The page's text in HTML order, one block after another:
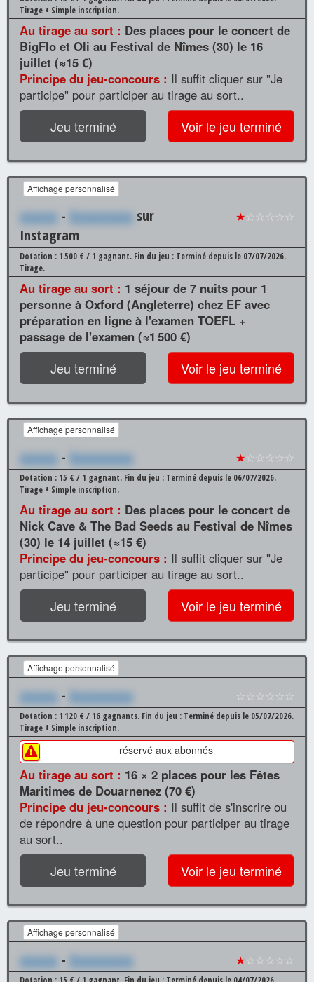
Tirage + Simple inscription.
Au tirage au sort : Des places pour le concert de
BigFlo et Oli au Festival de Nîmes (30) le 16
juillet (≈15 €)
Principe du jeu-concours : Il suffit cliquer sur "Je
participe" pour participer au tirage au sort..
Jeu terminé Voir le jeu terminé
Affichage personnalisé
xxxxxx - Xxxxxxxxxx sur
Instagram
★☆☆☆☆☆
Dotation : 1 500 € / 1 gagnant. Fin du jeu : Terminé depuis le 07/07/2026.
Tirage.
Au tirage au sort : 1 séjour de 7 nuits pour 1
personne à Oxford (Angleterre) chez EF avec
préparation en ligne à l'examen TOEFL +
passage de l'examen (≈1 500 €)
Jeu terminé Voir le jeu terminé
Affichage personnalisé
xxxxxx - Xxxxxxxxxx ★☆☆☆☆☆
Dotation : 15 € / 1 gagnant. Fin du jeu : Terminé depuis le 06/07/2026.
Tirage + Simple inscription.
Au tirage au sort : Des places pour le concert de
Nick Cave & The Bad Seeds au Festival de Nîmes
(30) le 14 juillet (≈15 €)
Principe du jeu-concours : Il suffit cliquer sur "Je
participe" pour participer au tirage au sort..
Jeu terminé Voir le jeu terminé
Affichage personnalisé
xxxxxx - Xxxxxxxxxx ☆☆☆☆☆☆
Dotation : 1 120 € / 16 gagnants. Fin du jeu : Terminé depuis le 05/07/2026.
Tirage + Simple inscription.
réservé aux abonnés
Au tirage au sort : 16 × 2 places pour les Fêtes
Maritimes de Douarnenez (70 €)
Principe du jeu-concours : Il suffit de s'inscrire ou
de répondre à une question pour participer au tirage
au sort..
Jeu terminé Voir le jeu terminé
Affichage personnalisé
xxxxxx - Xxxxxxxxxx ★☆☆☆☆☆